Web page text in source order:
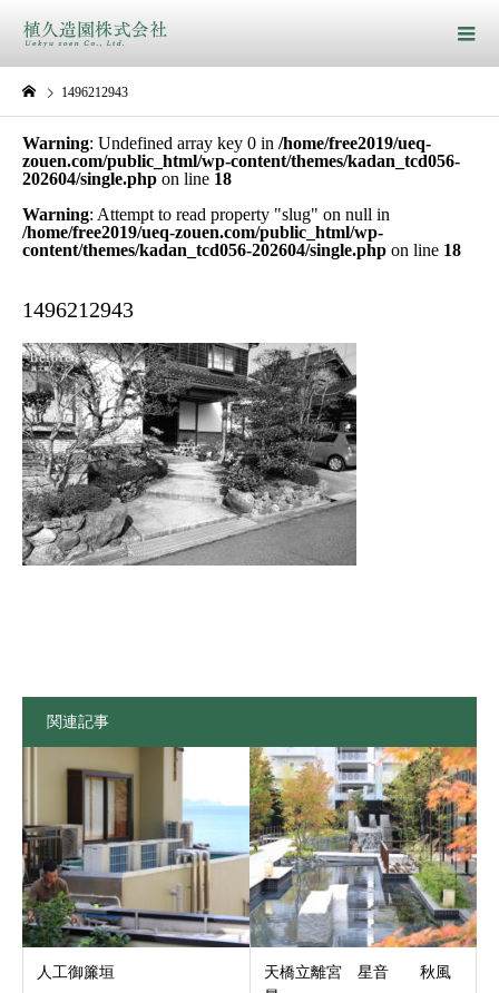
1496212943
Warning: Undefined array key 0 in /home/free2019/ueq-
zouen.com/public_html/wp-content/themes/kadan_tcd056-
202604/single.php on line 18
Warning: Attempt to read property "slug" on null in
/home/free2019/ueq-zouen.com/public_html/wp-
content/themes/kadan_tcd056-202604/single.php on line 18
1496212943
関連記事
人工御簾垣
天橋立離宮 星音 秋風